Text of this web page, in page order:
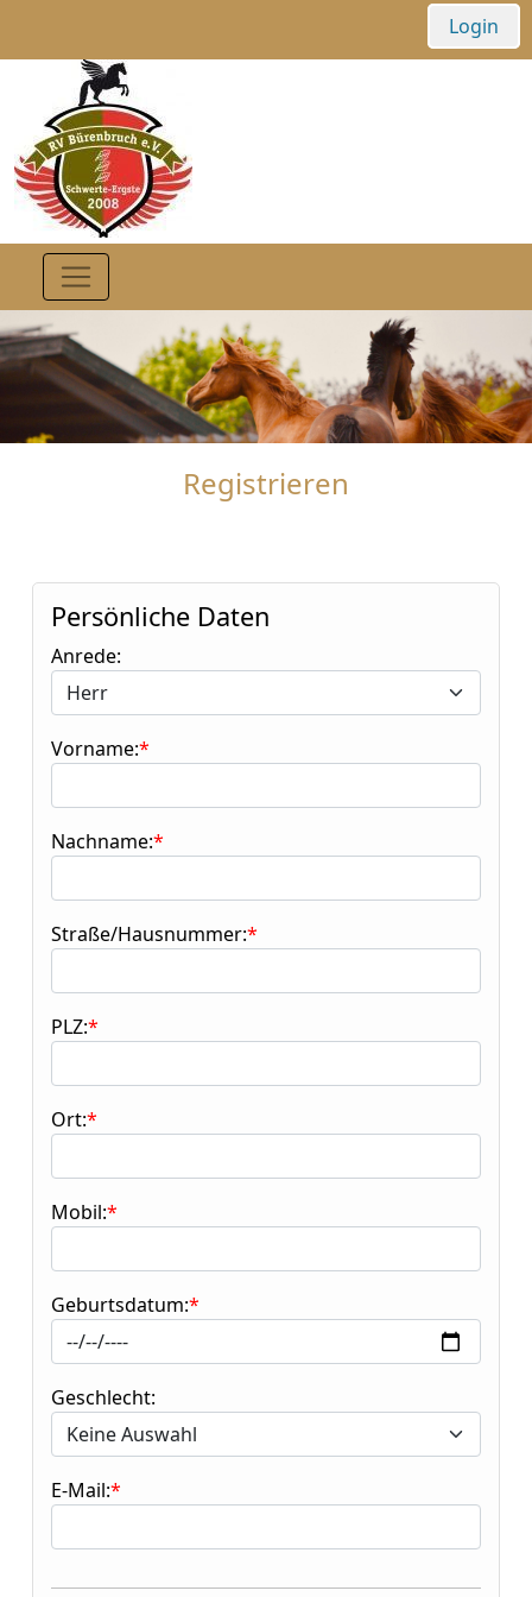
Login
Registrieren
Persönliche Daten
Anrede:
Vorname:
Nachname:
Straße/Hausnummer:
PLZ:
Ort:
Mobil:
Geburtsdatum:
Geschlecht:
E-Mail: